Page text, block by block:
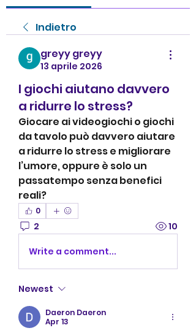
Indietro
greyy greyy
13 aprile 2026
I giochi aiutano davvero
a ridurre lo stress?
Giocare ai videogiochi o giochi
da tavolo può davvero aiutare
a ridurre lo stress e migliorare
l’umore, oppure è solo un
passatempo senza benefici
reali?
0
2 10
Write a comment...
Newest
Daeron Daeron
Apr 13